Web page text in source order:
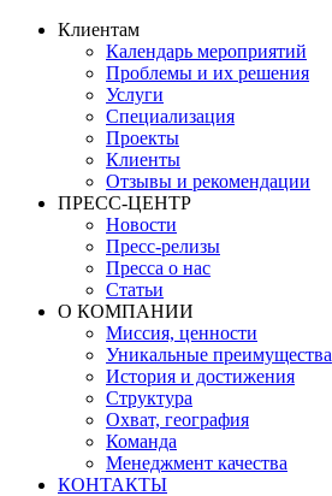
Клиентам
Календарь мероприятий
Проблемы и их решения
Услуги
Специализация
Проекты
Клиенты
Отзывы и рекомендации
ПРЕСС-ЦЕНТР
Новости
Пресс-релизы
Пресса о нас
Статьи
О КОМПАНИИ
Миссия, ценности
Уникальные преимущества
История и достижения
Структура
Охват, география
Команда
Менеджмент качества
КОНТАКТЫ